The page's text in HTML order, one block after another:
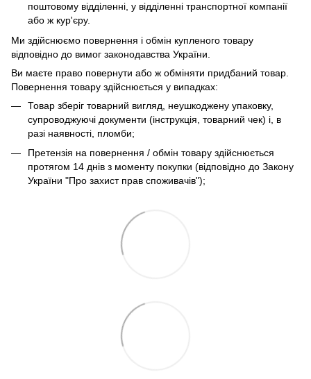
поштовому відділенні, у відділенні транспортної компанії
або ж кур'єру.
Ми здійснюємо повернення і обмін купленого товару
відповідно до вимог законодавства України.
Ви маєте право повернути або ж обміняти придбаний товар.
Повернення товару здійснюється у випадках:
Товар зберіг товарний вигляд, неушкоджену упаковку,
супроводжуючі документи (інструкція, товарний чек) і, в
разі наявності, пломби;
Претензія на повернення / обмін товару здійснюється
протягом 14 днів з моменту покупки (відповідно до Закону
України "Про захист прав споживачів");